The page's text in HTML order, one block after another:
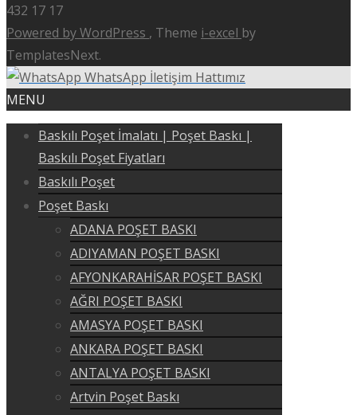
432 17 17
Powered by WordPress , Theme i-excel by
TemplatesNext.
WhatsApp İletişim Hattımız
MENU
Baskılı Poşet İmalatı | Poşet Baskı |
Baskılı Poşet Fiyatları
Baskılı Poşet
Poşet Baskı
ADANA POŞET BASKI
ADIYAMAN POŞET BASKI
AFYONKARAHİSAR POŞET BASKI
AĞRI POŞET BASKI
AMASYA POŞET BASKI
ANKARA POŞET BASKI
ANTALYA POŞET BASKI
Artvin Poşet Baskı